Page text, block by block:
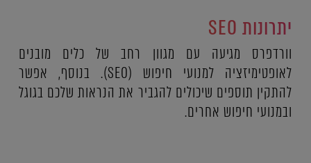
יתרונות SEO
וורדפרס מגיעה עם מגוון רחב של כלים מובנים
לאופטימיזציה למנועי חיפוש (SEO). בנוסף, אפשר
להתקין תוספים שיכולים להגביר את הנראות שלכם בגוגל
ובמנועי חיפוש אחרים.